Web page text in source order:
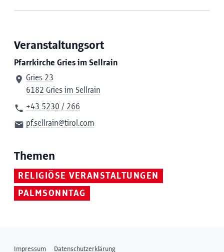
Veranstaltungsort
Pfarrkirche Gries im Sellrain
Gries 23
6182 Gries im Sellrain
+43 5230 / 266
pf.sellrain@tirol.com
Themen
RELIGIÖSE VERANSTALTUNGEN
PALMSONNTAG
Impressum Datenschutzerklärung